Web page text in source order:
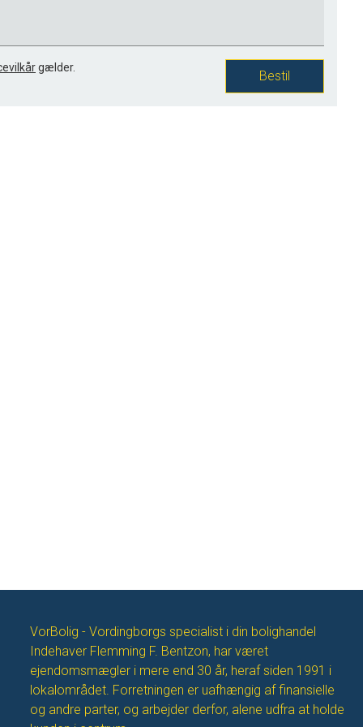
gælder.
Bestil
VorBolig - Vordingborgs specialist i din bolighandel
Indehaver Flemming F. Bentzon, har været
ejendomsmægler i mere end 30 år, heraf siden 1991 i
lokalområdet. Forretningen er uafhængig af finansielle
og andre parter, og arbejder derfor, alene udfra at holde